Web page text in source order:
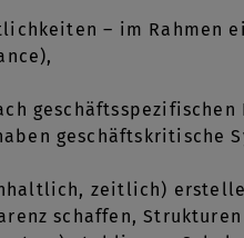
– im Rahmen
geschäftskritische
zeitlich)
schaffen,